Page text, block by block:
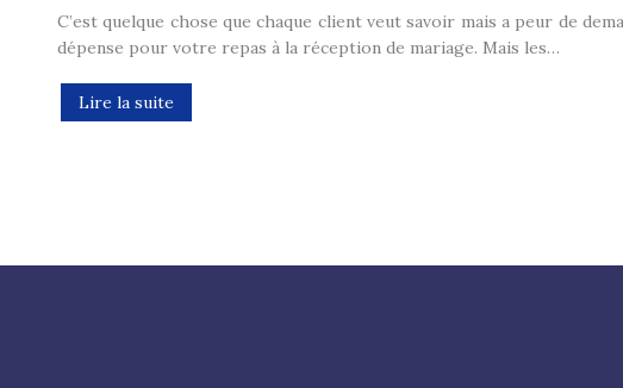
C’est quelque chose que chaque client veut savoir mais a peur de
dépense pour votre repas à la réception de mariage. Mais les…
Lire la suite